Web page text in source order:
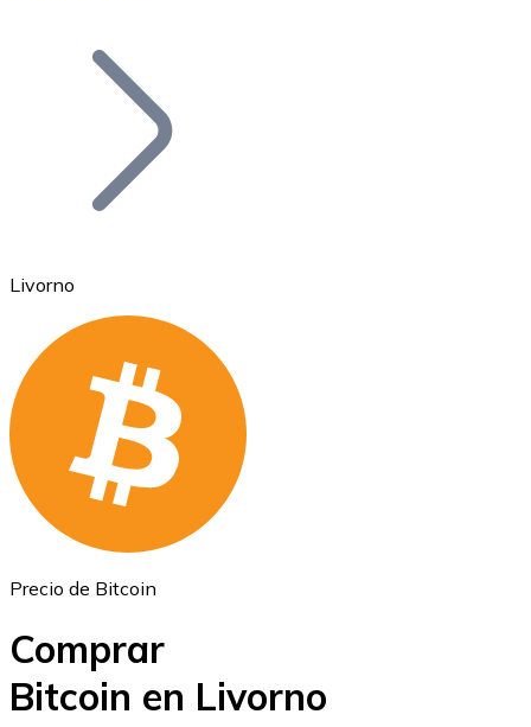
Bitcoin
Ethereum
ETH
Livorno
Precio de Bitcoin
Comprar
Bitcoin en Livorno